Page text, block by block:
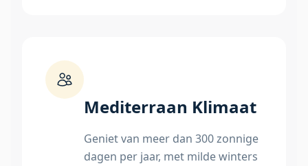
Mediterraan Klimaat
Geniet van meer dan 300 zonnige
dagen per jaar, met milde winters